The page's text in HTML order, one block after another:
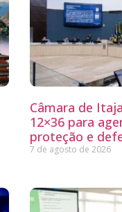
Câmara de
12×36 para
proteção e
7 de agosto de 2026